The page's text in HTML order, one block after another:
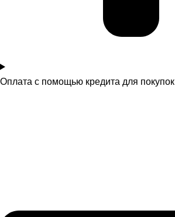
Оплата с помощью кредита для покупок